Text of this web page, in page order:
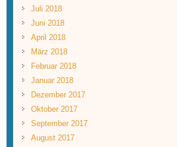
Juli 2018
Juni 2018
April 2018
März 2018
Februar 2018
Januar 2018
Dezember 2017
Oktober 2017
September 2017
August 2017